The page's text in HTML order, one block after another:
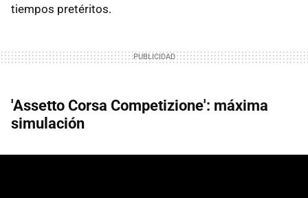
tiempos pretéritos.
'Assetto Corsa Competizione': máxima
simulación